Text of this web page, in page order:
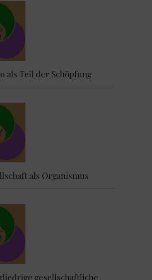
als Teil der Schöpfung
als Organismus
gesellschaftliche